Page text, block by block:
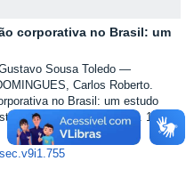
corporativa no Brasil: um
Sousa Toledo
Carlos Roberto.
no Brasil: um estudo
e Secretariado, v. 9, n. 1, p.